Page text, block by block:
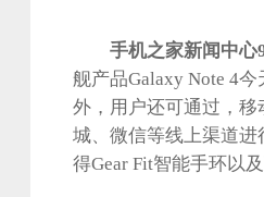
手机之家新闻中心9
舰产品Galaxy Note 4
外，用户还可通过，
城、微信等线上渠道
得Gear Fit智能手环以